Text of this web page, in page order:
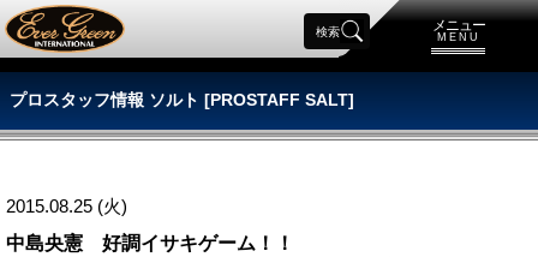
メニュー
MENU
検索
プロスタッフ情報 ソルト [PROSTAFF SALT]
2015.08.25 (火)
中島央憲 好調イサキゲーム！！